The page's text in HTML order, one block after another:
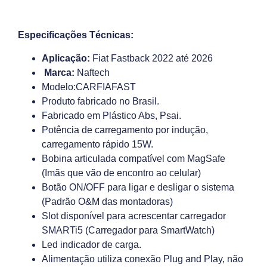
Especificações Técnicas:
Aplicação: Fiat Fastback 2022 até 2026
Marca: Naftech
Modelo:CARFIAFAST
Produto fabricado no Brasil.
Fabricado em Plástico Abs, Psai.
Potência de carregamento por indução,
carregamento rápido 15W.
Bobina articulada compatível com MagSafe
(Imãs que vão de encontro ao celular)
Botão ON/OFF para ligar e desligar o sistema
(Padrão O&M das montadoras)
Slot disponível para acrescentar carregador
SMARTi5 (Carregador para SmartWatch)
Led indicador de carga.
Alimentação utiliza conexão Plug and Play, não